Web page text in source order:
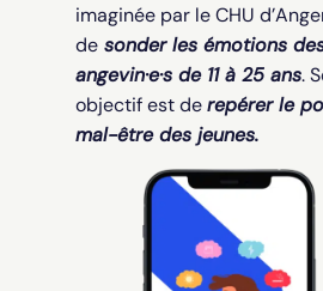
imaginée par le CHU
de sonder les émotions
angevin·e·s de 11 à 25 ans.
objectif est derepérer le
mal-être des jeunes.